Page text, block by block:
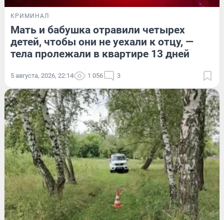
КРИМИНАЛ
Мать и бабушка отравили четырех
детей, чтобы они не уехали к отцу, —
тела пролежали в квартире 13 дней
5 августа, 2026, 22:14 1 056 3